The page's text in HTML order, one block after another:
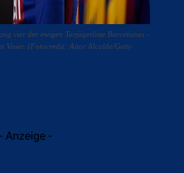
vier der ewigen Torjägerliste Barcelonas -
Visier. (Fotocredit: Aitor Alcalde/Getty
Anzeige -